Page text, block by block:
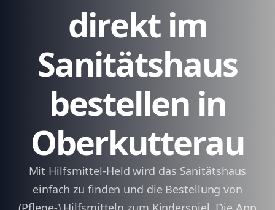
direkt im
Sanitätshaus
bestellen in
Oberkutterau
Mit Hilfsmittel-Held wird das Sanitätshaus
einfach zu finden und die Bestellung von